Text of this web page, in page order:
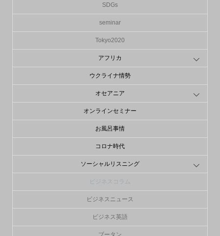
SDGs
seminar
Tokyo2020
アフリカ
ウクライナ情勢
オセアニア
オンラインセミナー
お風呂事情
コロナ時代
ソーシャルリスニング
ビジネスコラム
ビジネスニュース
ビジネス英語